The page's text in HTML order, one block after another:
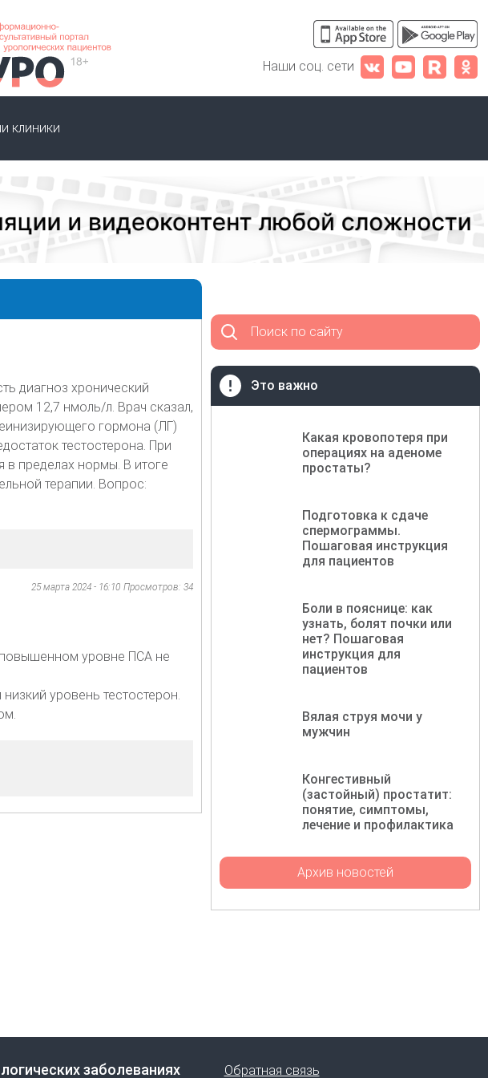
Наши соц. сети
клиники
диагноз хронический
12,7 нмоль/л. Врач сказал,
гормона (ЛГ)
тестостерона. При
в пределах нормы. В итоге
терапии. Вопрос:
25 марта 2024 - 16:10 Просмотров: 34
уровне ПСА не
уровень тестостерон.
Поиск по сайту
Это важно
Какая кровопотеря при
операциях на аденоме
простаты?
Подготовка к сдаче
спермограммы.
Пошаговая инструкция
для пациентов
Боли в пояснице: как
узнать, болят почки или
нет? Пошаговая
инструкция для
пациентов
Вялая струя мочи у
мужчин
Конгестивный
(застойный) простатит:
понятие, симптомы,
лечение и профилактика
Архив новостей
заболеваниях Обратная связь